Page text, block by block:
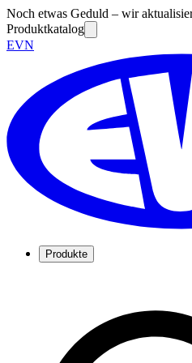
Noch etwas Geduld – wir
Produktkatalog
EVN
Produkte